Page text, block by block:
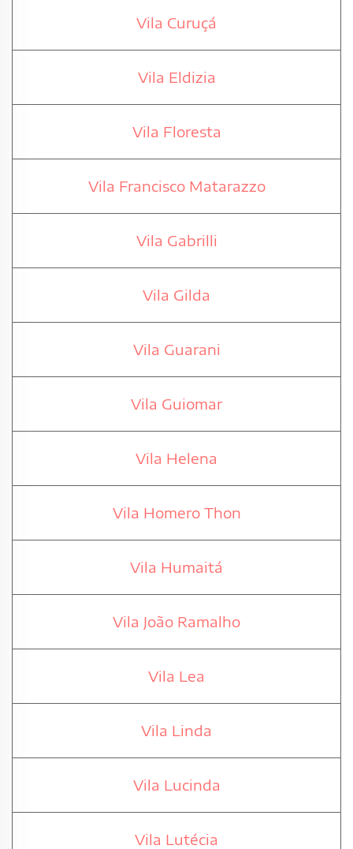
Vila Curuçá
Vila Eldizia
Vila Floresta
Vila Francisco Matarazzo
Vila Gabrilli
Vila Gilda
Vila Guarani
Vila Guiomar
Vila Helena
Vila Homero Thon
Vila Humaitá
Vila João Ramalho
Vila Lea
Vila Linda
Vila Lucinda
Vila Lutécia